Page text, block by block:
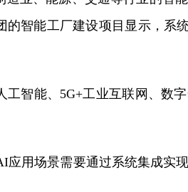
智能工厂建设项目显示，系
工智能、5G+工业互联网、数
应用场景需要通过系统集成实